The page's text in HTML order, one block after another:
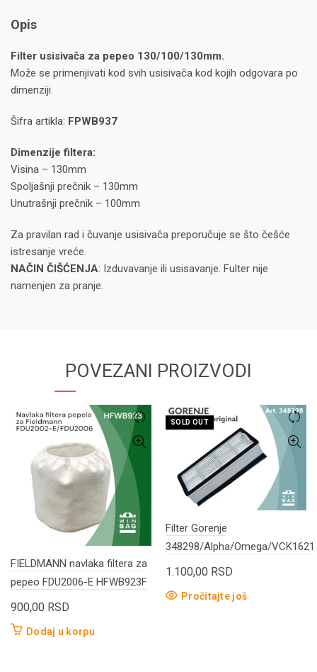
Opis
Filter usisivača za pepeo 130/100/130mm.
Može se primenjivati kod svih usisivača kod kojih odgovara po
dimenziji.
Šifra artikla: FPWB937
Dimenzije filtera:
Visina – 130mm
Spoljašnji prečnik – 130mm
Unutrašnji prečnik – 100mm
Za pravilan rad i čuvanje usisivača preporučuje se što češće
istresanje vreće.
NAČIN ČIŠĆENJA: Izduvavanje ili usisavanje. Fulter nije
namenjen za pranje.
POVEZANI PROIZVODI
FIELDMANN navlaka filtera za
pepeo FDU2006-E HFWB923F
900,00 RSD
Dodaj u korpu
SOLD OUT
Filter Gorenje
348298/Alpha/Omega/
1.100,00 RSD
Pročitajte još